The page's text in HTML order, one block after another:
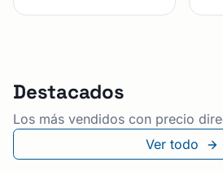
Destacados
Los más vendidos con precio
Ver todo